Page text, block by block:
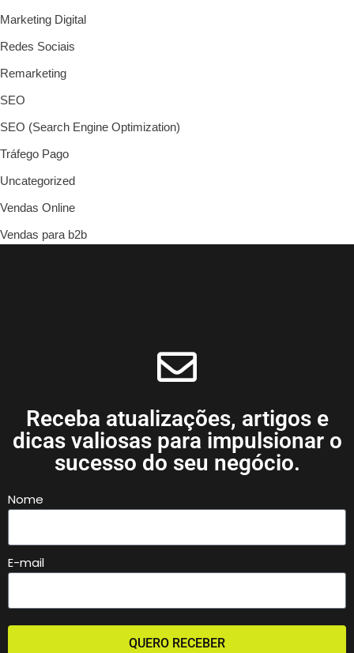
Marketing Digital
Redes Sociais
Remarketing
SEO
SEO (Search Engine Optimization)
Tráfego Pago
Uncategorized
Vendas Online
Vendas para b2b
Receba atualizações, artigos e
dicas valiosas para impulsionar o
sucesso do seu negócio.
Nome
E-mail
QUERO RECEBER